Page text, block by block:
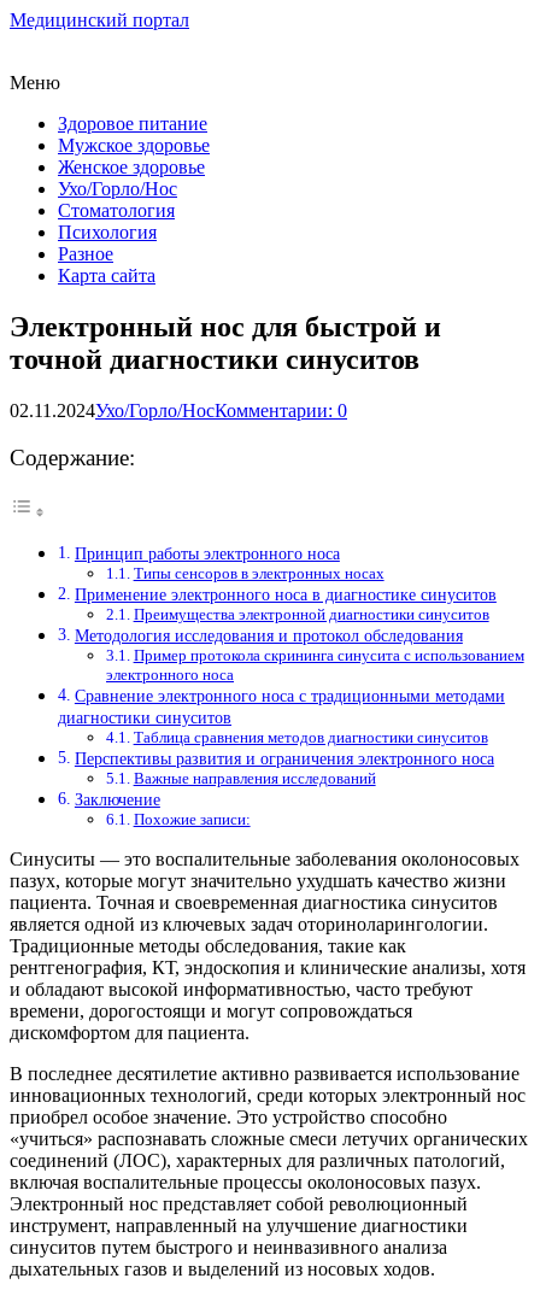
Медицинский портал
Меню
Здоровое питание
Мужское здоровье
Женское здоровье
Ухо/Горло/Нос
Стоматология
Психология
Разное
Карта сайта
Электронный нос для быстрой и
точной диагностики синуситов
02.11.2024Ухо/Горло/НосКомментарии: 0
Содержание:
Принцип работы электронного носа
Типы сенсоров в электронных носах
Применение электронного носа в диагностике синуситов
Преимущества электронной диагностики синуситов
Методология исследования и протокол обследования
Пример протокола скрининга синусита с использованием
электронного носа
Сравнение электронного носа с традиционными методами
диагностики синуситов
Таблица сравнения методов диагностики синуситов
Перспективы развития и ограничения электронного носа
Важные направления исследований
Заключение
Похожие записи:
Синуситы — это воспалительные заболевания околоносовых
пазух, которые могут значительно ухудшать качество жизни
пациента. Точная и своевременная диагностика синуситов
является одной из ключевых задач оториноларингологии.
Традиционные методы обследования, такие как
рентгенография, КТ, эндоскопия и клинические анализы, хотя
и обладают высокой информативностью, часто требуют
времени, дорогостоящи и могут сопровождаться
дискомфортом для пациента.
В последнее десятилетие активно развивается использование
инновационных технологий, среди которых электронный нос
приобрел особое значение. Это устройство способно
«учиться» распознавать сложные смеси летучих органических
соединений (ЛОС), характерных для различных патологий,
включая воспалительные процессы околоносовых пазух.
Электронный нос представляет собой революционный
инструмент, направленный на улучшение диагностики
синуситов путем быстрого и неинвазивного анализа
дыхательных газов и выделений из носовых ходов.